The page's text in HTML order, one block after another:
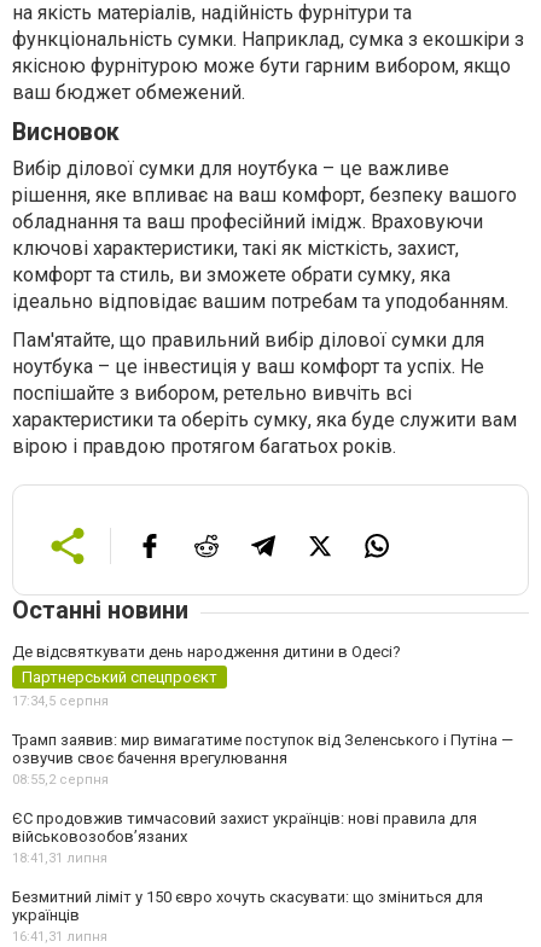
на якість матеріалів, надійність фурнітури та
функціональність сумки. Наприклад, сумка з екошкіри з
якісною фурнітурою може бути гарним вибором, якщо
ваш бюджет обмежений.
Висновок
Вибір ділової сумки для ноутбука – це важливе
рішення, яке впливає на ваш комфорт, безпеку вашого
обладнання та ваш професійний імідж. Враховуючи
ключові характеристики, такі як місткість, захист,
комфорт та стиль, ви зможете обрати сумку, яка
ідеально відповідає вашим потребам та уподобанням.
Пам'ятайте, що правильний вибір ділової сумки для
ноутбука – це інвестиція у ваш комфорт та успіх. Не
поспішайте з вибором, ретельно вивчіть всі
характеристики та оберіть сумку, яка буде служити вам
вірою і правдою протягом багатьох років.
Останні новини
Де відсвяткувати день народження дитини в Одесі?
Партнерський спецпроєкт
17:34,5 серпня
Трамп заявив: мир вимагатиме поступок від Зеленського і Путіна —
озвучив своє бачення врегулювання
08:55,2 серпня
ЄС продовжив тимчасовий захист українців: нові правила для
військовозобов’язаних
18:41,31 липня
Безмитний ліміт у 150 євро хочуть скасувати: що зміниться для
українців
16:41,31 липня